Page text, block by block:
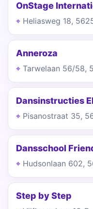
OnStage
Heliasweg 18,
Anneroza
Tarwelaan 56/58,
Dansinstructies
Pisanostraat 35,
Dansschool
Hudsonlaan 602,
Step by Step